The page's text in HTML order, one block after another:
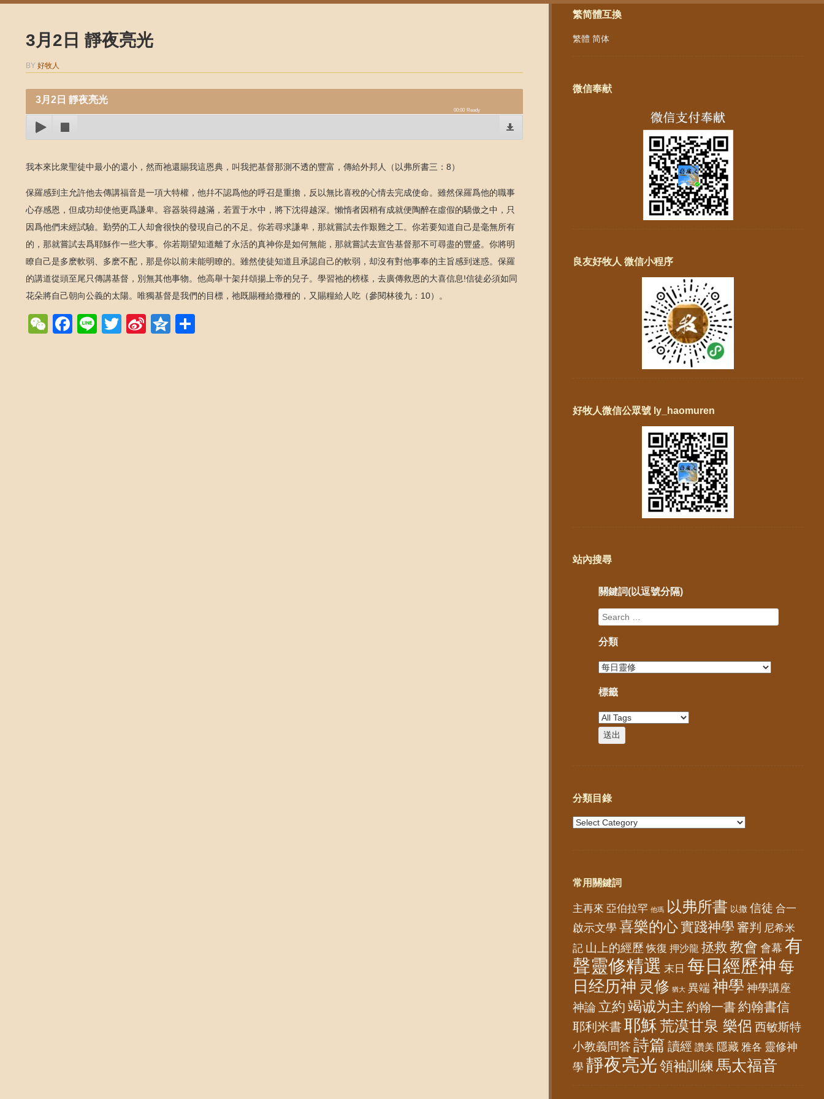
3月2日 靜夜亮光
BY 好牧人
3月2日 靜夜亮光
00:00 Ready
我本來比衆聖徒中最小的還小，然而祂還賜我這恩典，叫我把基督那測不透的豐富，傳給外邦人（以弗所書三：8）
保羅感到主允許他去傳講福音是一項大特權，他幷不認爲他的呼召是重擔，反以無比喜稅的心情去完成使命。雖然保羅爲他的職事
心存感恩，但成功却使他更爲謙卑。容器裝得越滿，若置于水中，將下沈得越深。懶惰者因稍有成就便陶醉在虛假的驕傲之中，只
因爲他們未經試驗。勤勞的工人却會很快的發現自己的不足。你若尋求謙卑，那就嘗試去作艱難之工。你若要知道自己是毫無所有
的，那就嘗試去爲耶穌作一些大事。你若期望知道離了永活的真神你是如何無能，那就嘗試去宣告基督那不可尋盡的豐盛。你將明
瞭自己是多麽軟弱、多麽不配，那是你以前未能明瞭的。雖然使徒知道且承認自己的軟弱，却沒有對他事奉的主旨感到迷惑。保羅
的講道從頭至尾只傳講基督，別無其他事物。他高舉十架幷頌揚上帝的兒子。學習祂的榜樣，去廣傳救恩的大喜信息!信徒必須如同
花朵將自己朝向公義的太陽。唯獨基督是我們的目標，祂既賜種給撒種的，又賜糧給人吃（參閱林後九：10）。
WeChat
Facebook
LineTwitterSinaQzone
繁简體互換
繁體 简体
微信奉献
良友好牧人 微信小程序
好牧人微信公眾號 ly_haomuren
站內搜尋
關鍵詞(以逗號分隔)
分類
標籤
分類目錄
常用關鍵詞
主再來 亞伯拉罕 他瑪 以弗所書 以撒 信徒 合一
啟示文學 喜樂的心實踐神學 審判 尼希米
記 山上的經歷 恢復 押沙龍 拯救 教會 會幕 有
聲靈修精選 末日 每日經歷神 每
日经历神 灵修 猶大 異端 神學 神學講座
神論 立約 竭诚为主 約翰一書 約翰書信
耶利米書 耶穌荒漠甘泉 樂侶 西敏斯特
小教義問答詩篇 讀經 讚美 隱藏 雅各 靈修神
學 靜夜亮光 領袖訓練 馬太福音